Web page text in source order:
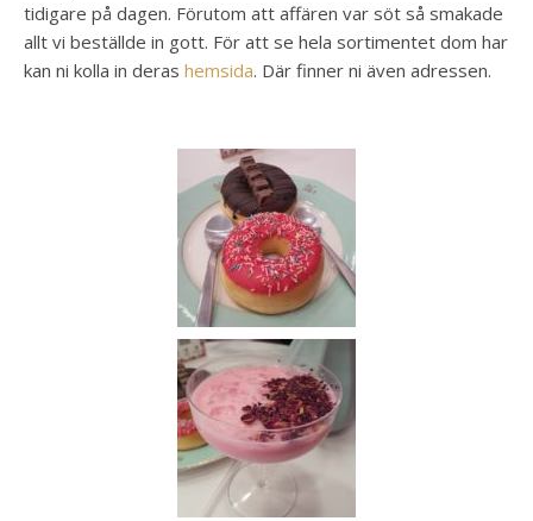
tidigare på dagen. Förutom att affären var söt så smakade
allt vi beställde in gott. För att se hela sortimentet dom har
kan ni kolla in deras hemsida. Där finner ni även adressen.